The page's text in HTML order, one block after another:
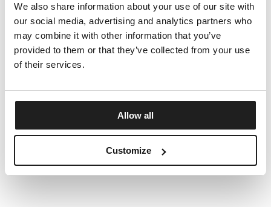
We also share information about your use of our site with
our social media, advertising and analytics partners who
may combine it with other information that you’ve
provided to them or that they’ve collected from your use
of their services.
Allow all
Customize